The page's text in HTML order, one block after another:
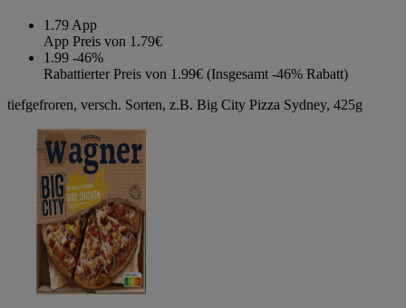
1.79 App
App Preis von 1.79€
1.99 -46%
Rabattierter Preis von 1.99€ (Insgesamt -46% Rabatt)
tiefgefroren, versch. Sorten, z.B. Big City Pizza Sydney, 425g